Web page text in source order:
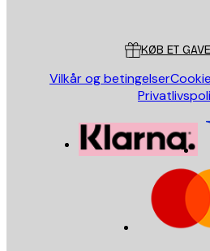
KØB ET
Vilkår og betingelser